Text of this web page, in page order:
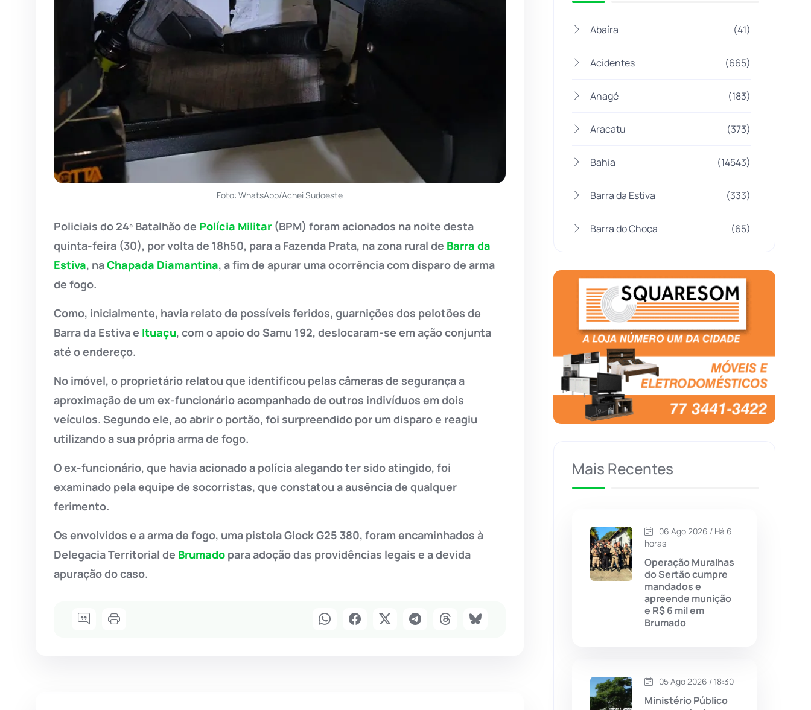
Foto: WhatsApp/Achei Sudoeste
Policiais do 24º Batalhão de Polícia Militar (BPM) foram acionados na noite desta
quinta-feira (30), por volta de 18h50, para a Fazenda Prata, na zona rural de Barra da
Estiva, naChapada Diamantina, a fim de apurar uma ocorrência com disparo de arma
de fogo.
Como, inicialmente, havia relato de possíveis feridos, guarnições dos pelotões de
Barra da Estiva e Ituaçu, com o apoio do Samu 192, deslocaram-se em ação conjunta
até o endereço.
No imóvel, o proprietário relatou que identificou pelas câmeras de segurança a
aproximação de um ex-funcionário acompanhado de outros indivíduos em dois
veículos. Segundo ele, ao abrir o portão, foi surpreendido por um disparo e reagiu
utilizando a sua própria arma de fogo.
O ex-funcionário, que havia acionado a polícia alegando ter sido atingido, foi
examinado pela equipe de socorristas, que constatou a ausência de qualquer
ferimento.
Os envolvidos e a arma de fogo, uma pistola Glock G25 380, foram encaminhados à
Delegacia Territorial de Brumado para adoção das providências legais e a devida
apuração do caso.
Abaíra (41)
Acidentes (665)
Anagé (183)
Aracatu (373)
Bahia (14543)
Barra da Estiva (333)
Barra do Choça (65)
Bom Jesus da Lapa (505)
Boquira (152)
Botuporã (72)
Brasil (7679)
Brumado (31951)
Caculé
Caetité (1504)
Candiba (157)
Cândido Sales (120)
Caturama
Mais Recentes
06 Ago 2026 / Há 6
horas
Operação Muralhas
do Sertão cumpre
mandados e
apreende munição
e R$ 6 mil em
Brumado
05 Ago 2026 / 18:30
Ministério Público